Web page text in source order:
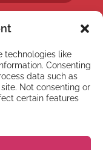
technologies like
Consenting
data such as
Not consenting or
certain features